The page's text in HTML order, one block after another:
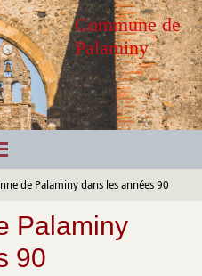
Commune de
Palaminy
de Palaminy dans les années 90
Palaminy
90